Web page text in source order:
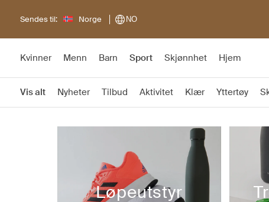
Sendes til: Norge NO
Kvinner Menn Barn Sport Skjønnhet Hjem
Vis alt Nyheter Tilbud Aktivitet Klær Yttertøy
Løpeutstyr